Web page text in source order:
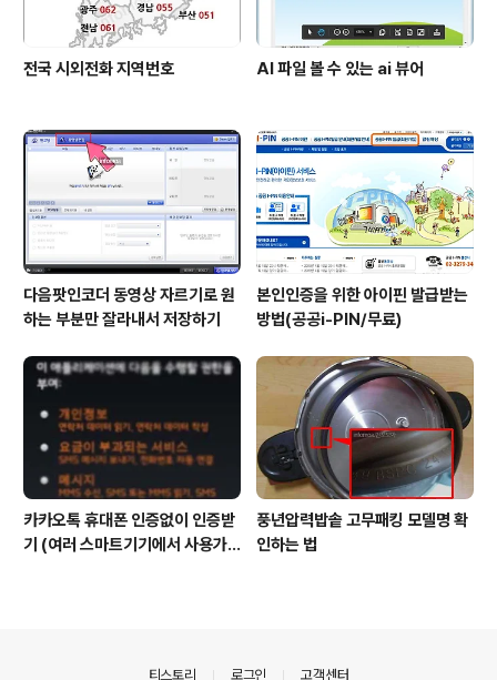
전국 시외전화 지역번호 AI 파일 볼 수 있는 ai 뷰어
다음팟인코더 동영상 자르기로 원
하는 부분만 잘라내서 저장하기
본인인증을 위한 아이핀 발급받는
방법(공공i-PIN/무료)
카카오톡 휴대폰 인증없이 인증받
기 (여러 스마트기기에서 사용가
풍년압력밥솥 고무패킹 모델명 확
인하는 법
티스토리 로그인 고객센터